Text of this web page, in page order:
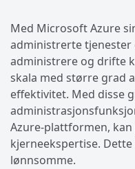
Med Microsoft Azure
administrerte tjenester
administrere og drifte
skala med større grad
effektivitet. Med disse
Azure-plattformen,
kjerneekspertise.
lønnsomme.